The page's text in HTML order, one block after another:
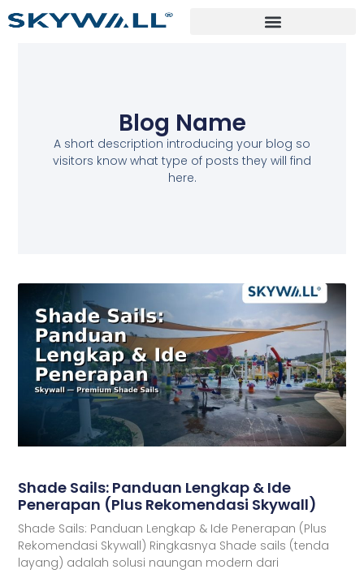
Blog Name
A short description introducing your blog so
visitors know what type of posts they will find
here.
Shade Sails: Panduan Lengkap & Ide
Penerapan (Plus Rekomendasi Skywall)
Shade Sails: Panduan Lengkap & Ide Penerapan (Plus
Rekomendasi Skywall) Ringkasnya Shade sails (tenda
layang) adalah solusi naungan modern dari